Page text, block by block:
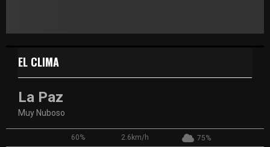
EL CLIMA
La Paz
Muy Nuboso
60% 2.6km/h 75%